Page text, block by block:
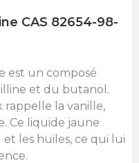
CAS 82654-98-
est un composé
et du butanol.
rappelle la vanille,
Ce liquide jaune
les huiles, ce qui lui